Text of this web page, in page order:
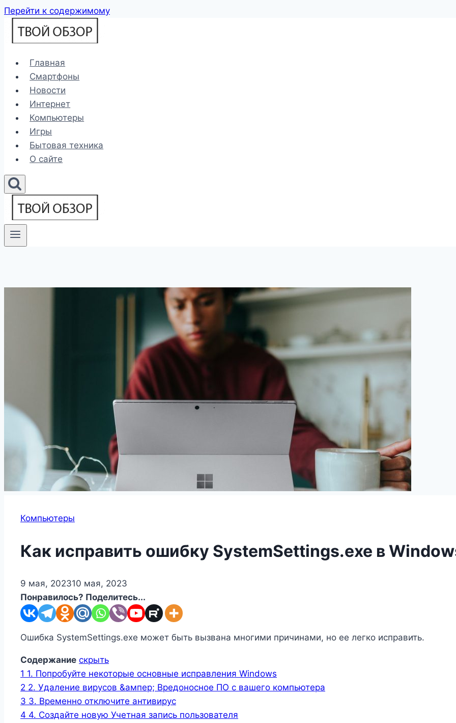
Перейти к содержимому
Главная
Смартфоны
Новости
Интернет
Компьютеры
Игры
Бытовая техника
О сайте
Компьютеры
Как исправить ошибку SystemSettings.exe в
9 мая, 202310 мая, 2023
Понравилось? Поделитесь...
Ошибка SystemSettings.exe может быть вызвана многими причинами, но ее легко исправить.
Содержание скрыть
1 1. Попробуйте некоторые основные исправления Windows
2 2. Удаление вирусов &ампер; Вредоносное ПО с вашего компьютера
3 3. Временно отключите антивирус
4 4. Создайте новую Учетная запись пользователя